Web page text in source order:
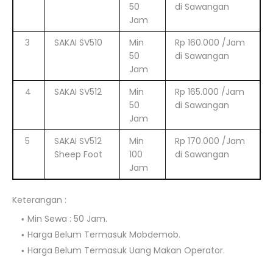
50
Jam
di Sawangan
3 SAKAI SV510
Min
50
Jam
Rp 160.000 /Jam
di Sawangan
4 SAKAI SV512
Min
50
Jam
Rp 165.000 /Jam
di Sawangan
5
SAKAI SV512
Sheep Foot
Min
100
Jam
Rp 170.000 /Jam
di Sawangan
Keterangan :
Min Sewa : 50 Jam.
Harga Belum Termasuk Mobdemob.
Harga Belum Termasuk Uang Makan Operator.